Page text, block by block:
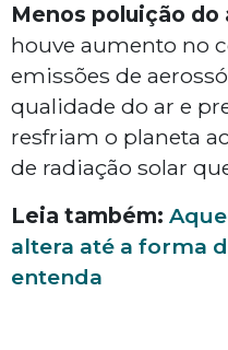
Menos poluição do
houve aumento no
emissões de
qualidade do ar e
resfriam o planeta
de radiação solar
Leia também:
altera até a forma
entenda